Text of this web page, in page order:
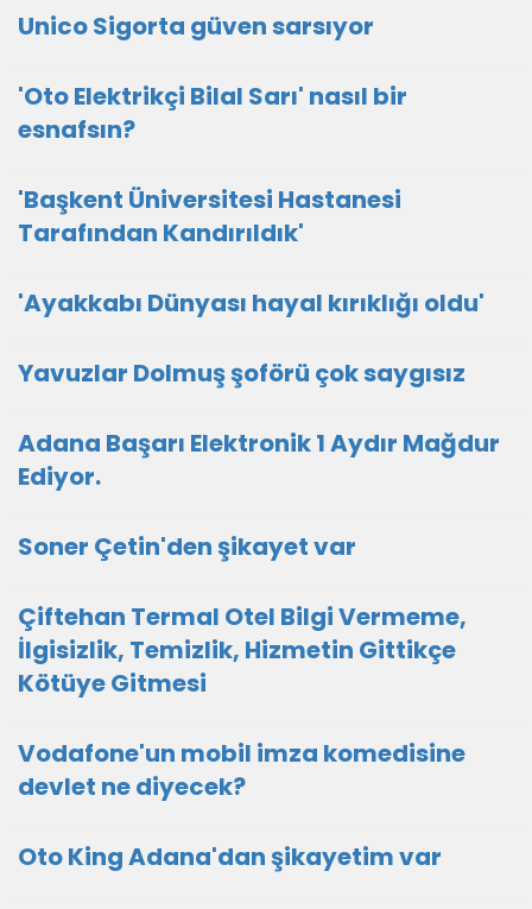
Unico Sigorta güven sarsıyor
'Oto Elektrikçi Bilal Sarı' nasıl bir
esnafsın?
'Başkent Üniversitesi Hastanesi
Tarafından Kandırıldık'
'Ayakkabı Dünyası hayal kırıklığı oldu'
Yavuzlar Dolmuş şoförü çok saygısız
Adana Başarı Elektronik 1 Aydır Mağdur
Ediyor.
Soner Çetin'den şikayet var
Çiftehan Termal Otel Bilgi Vermeme,
İlgisizlik, Temizlik, Hizmetin Gittikçe
Kötüye Gitmesi
Vodafone'un mobil imza komedisine
devlet ne diyecek?
Oto King Adana'dan şikayetim var